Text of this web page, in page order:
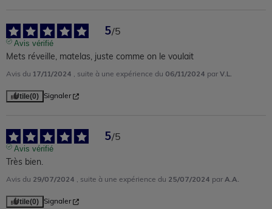
5/5
Avis vérifié
Mets réveille, matelas, juste comme on le voulait
Avis du 17/11/2024 , suite à une expérience du 06/11/2024 par V.L.
Utile(0) Signaler
5/5
Avis vérifié
Très bien.
Avis du 29/07/2024 , suite à une expérience du 25/07/2024 par A.A.
Utile(0) Signaler